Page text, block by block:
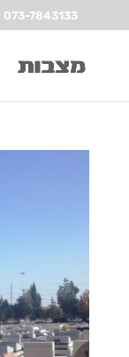
073-7843133